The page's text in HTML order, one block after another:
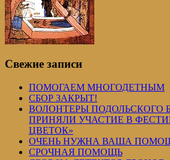
Свежие записи
ПОМОГАЕМ МНОГОДЕТНЫМ
СБОР ЗАКРЫТ!
ВОЛОНТЕРЫ ПОДОЛЬСКОГО
ПРИНЯЛИ УЧАСТИЕ В
ЦВЕТОК»
ОЧЕНЬ НУЖНА ВАША
СРОЧНАЯ ПОМОЩЬ